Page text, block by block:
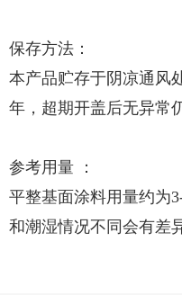
保存方法：
本产品贮存于阴凉通风
年，超期开盖后无异常
参考用量 ：
平整基面涂料用量约为
和潮湿情况不同会有差